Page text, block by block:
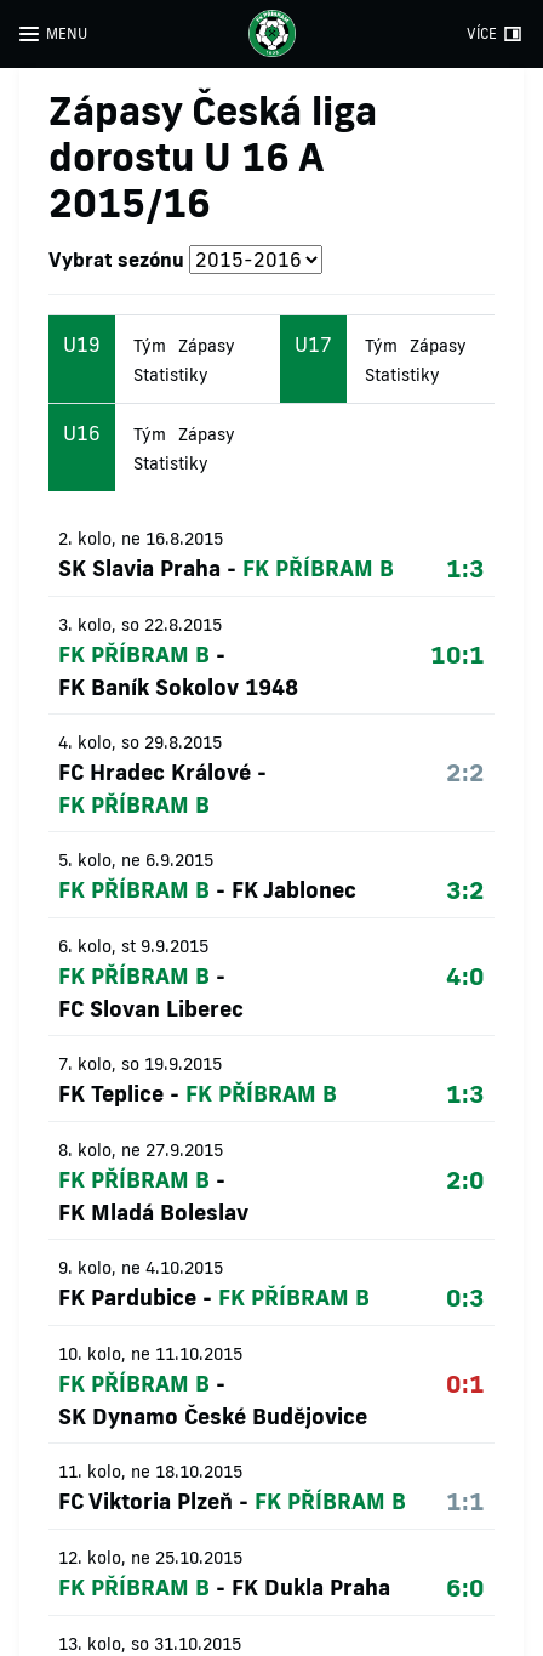
MENU VÍCE
Zápasy Česká liga
dorostu U 16 A
2015/16
Vybrat sezónu
U19 Tým
Zápasy
Statistiky
U17 Tým
Zápasy
Statistiky
U16 Tým
Zápasy
Statistiky
2. kolo, ne 16.8.2015
SK Slavia Praha - FK PŘÍBRAM B 1:3
3. kolo, so 22.8.2015
FK PŘÍBRAM B -
FK Baník Sokolov 1948
10:1
4. kolo, so 29.8.2015
FC Hradec Králové -
FK PŘÍBRAM B
2:2
5. kolo, ne 6.9.2015
FK PŘÍBRAM B - FK Jablonec 3:2
6. kolo, st 9.9.2015
FK PŘÍBRAM B -
FC Slovan Liberec
4:0
7. kolo, so 19.9.2015
FK Teplice - FK PŘÍBRAM B 1:3
8. kolo, ne 27.9.2015
FK PŘÍBRAM B -
FK Mladá Boleslav
2:0
9. kolo, ne 4.10.2015
FK Pardubice - FK PŘÍBRAM B 0:3
10. kolo, ne 11.10.2015
FK PŘÍBRAM B -
SK Dynamo České Budějovice
0:1
11. kolo, ne 18.10.2015
FC Viktoria Plzeň - FK PŘÍBRAM B 1:1
12. kolo, ne 25.10.2015
FK PŘÍBRAM B - FK Dukla Praha 6:0
13. kolo, so 31.10.2015